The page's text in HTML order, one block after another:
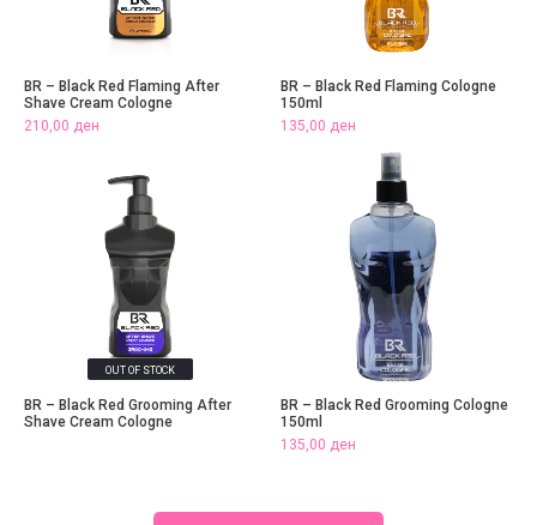
BR – Black Red Flaming After
Shave Cream Cologne
210,00 ден
BR – Black Red Flaming Cologne
150ml
135,00 ден
OUT OF STOCK
BR – Black Red Grooming After
Shave Cream Cologne
BR – Black Red Grooming Cologne
150ml
135,00 ден